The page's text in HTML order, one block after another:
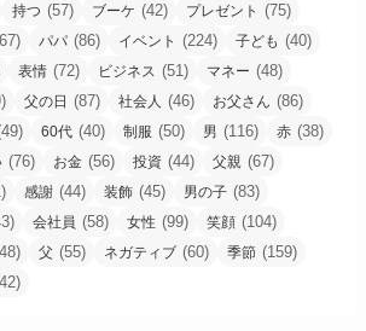
持つ (57) ブーケ (42) プレゼント (75)
パパ (86) イベント (224) 子ども (40)
表情 (72) ビジネス (51) マネー (48)
父の日 (87) 社会人 (46) お父さん (86)
60代 (40) 制服 (50) 男 (116) 赤 (38)
(76) お金 (56) 投資 (44) 父親 (67)
感謝 (44) 装飾 (45) 男の子 (83)
会社員 (58) 女性 (99) 笑顔 (104)
父 (55) ネガティブ (60) 季節 (159)